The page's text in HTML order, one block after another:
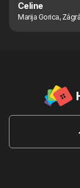
Celine
Marija Gorica,